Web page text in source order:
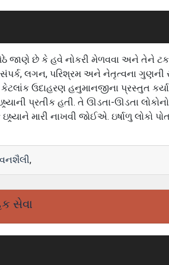
જાણે છે કે હવે નોકરી મેળવવા અને તેને
લગન, પરિશ્રમ અને નેતૃત્વના
ઉદાહરણ હનુમાનજીના પ્રસ્તુત
પ્રતીક હતી. તે ઊડતા-ઊડતા
મારી નાખવી જોઈએ. ઇર્ષાળુ લોકો
,
સેવા